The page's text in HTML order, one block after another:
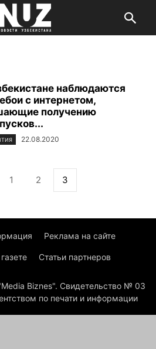
наблюдаются
с интернетом,
получению
22.08.2020
1 2 3
Реклама на сайте
Статьи партнеров
Biznes". Свидетельство № 03
по печати и информации